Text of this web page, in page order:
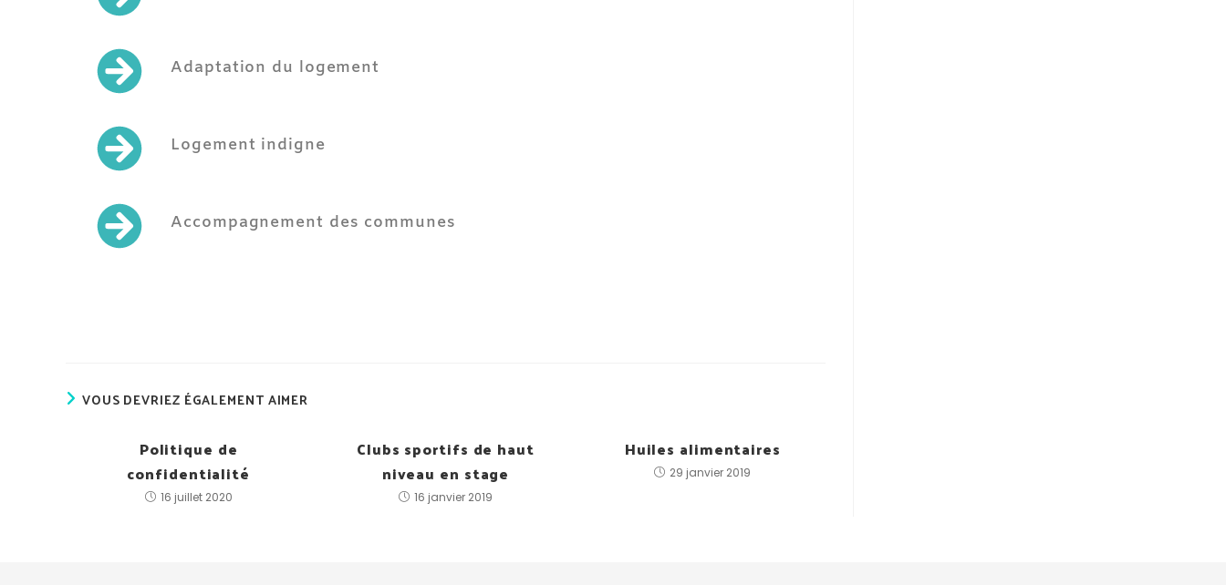
Adaptation du logement
Logement indigne
Accompagnement des communes
VOUS DEVRIEZ ÉGALEMENT AIMER
Politique de
confidentialité
16 juillet 2020
Clubs sportifs de haut
niveau en stage
16 janvier 2019
Huiles alimentaires
29 janvier 2019